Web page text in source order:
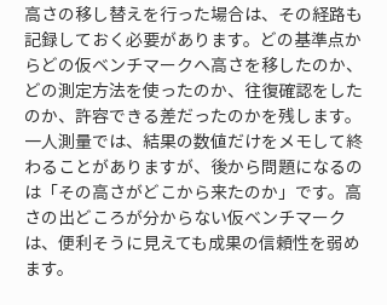
高さの移し替えを行った場合は、その経路も
記録しておく必要があります。どの基準点か
らどの仮ベンチマークへ高さを移したのか、
どの測定方法を使ったのか、往復確認をした
のか、許容できる差だったのかを残します。
一人測量では、結果の数値だけをメモして終
わることがありますが、後から問題になるの
は「その高さがどこから来たのか」です。高
さの出どころが分からない仮ベンチマーク
は、便利そうに見えても成果の信頼性を弱め
ます。